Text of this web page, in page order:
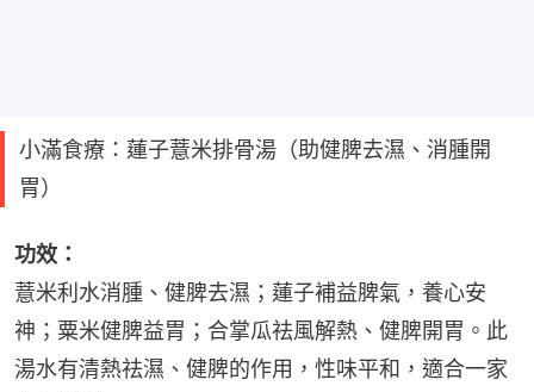
小滿食療：蓮子薏米排骨湯（助健脾去濕、消腫開
胃）
功效：
薏米利水消腫、健脾去濕；蓮子補益脾氣，養心安
神；粟米健脾益胃；合掌瓜祛風解熱、健脾開胃。此
湯水有清熱祛濕、健脾的作用，性味平和，適合一家